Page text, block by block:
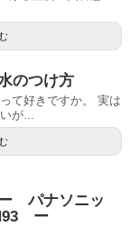
のつけ方
て好きですか。 実は
が...
パナソニッ
ー